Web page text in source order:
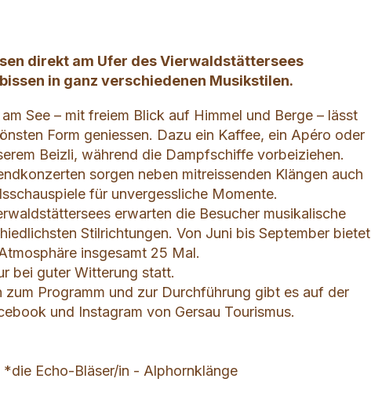
direkt am Ufer des Vierwaldstättersees
in ganz verschiedenen Musikstilen.
See – mit freiem Blick auf Himmel und Berge – lässt
Form geniessen. Dazu ein Kaffee, ein Apéro oder
Beizli, während die Dampfschiffe vorbeiziehen.
sorgen neben mitreissenden Klängen auch
für unvergessliche Momente.
erwarten die Besucher musikalische
Stilrichtungen. Von Juni bis September bietet
insgesamt 25 Mal.
bei guter Witterung statt.
zum Programm und zur Durchführung gibt es auf der
und Instagram von Gersau Tourismus.
Echo-Bläser/in - Alphornklänge